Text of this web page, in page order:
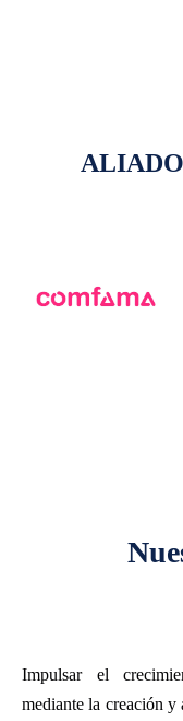
Impulsar el
mediante la creación y